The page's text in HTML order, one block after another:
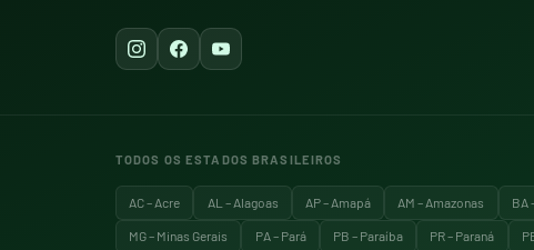
TODOS OS ESTADOS BRASILEIROS
AC – Acre AL – Alagoas AP – Amapá AM – Amazonas BA
MG – Minas Gerais PA – Pará PB – Paraíba PR – Paraná